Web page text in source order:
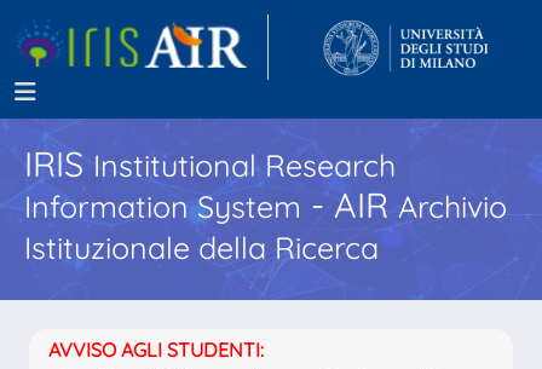
IRISInstitutional Research
Information System - AIR Archivio
Istituzionale della Ricerca
AVVISO AGLI STUDENTI: